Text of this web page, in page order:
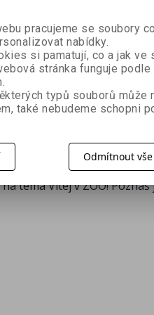
a
téma Vítej v ZOO!
pracujeme se soubory
nabídky.
si pamatují, co a jak
stránka funguje
typů souborů
také nebudeme schopni
Odmítnout vše